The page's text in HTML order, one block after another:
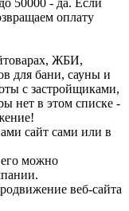
оплату
ЖБИ,
для бани, сауны и
с застройщиками,
нет в этом списке -
сайт сами или в
можно
веб-сайта